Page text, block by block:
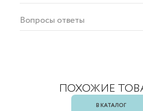
Вопросы ответы
ПОХОЖИЕ
В КАТАЛОГ